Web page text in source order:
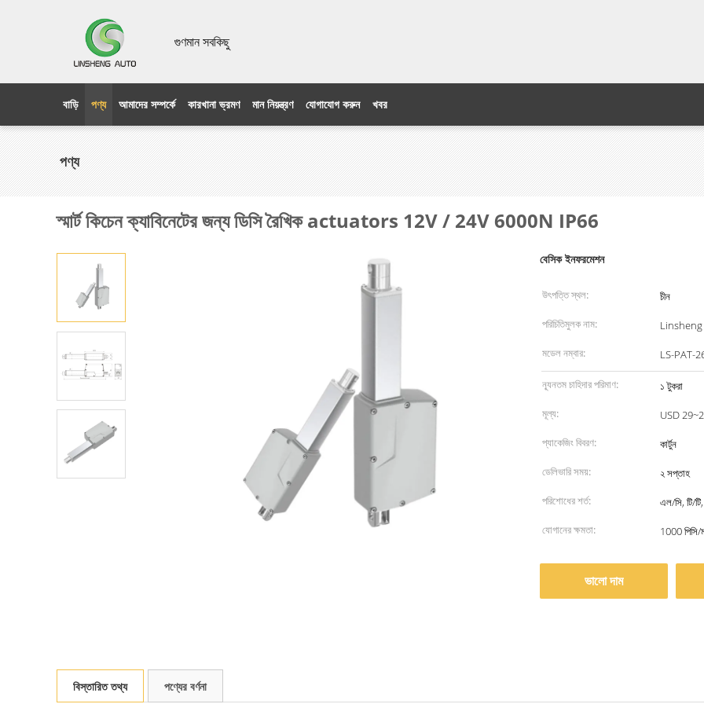
গুণমান সবকিছু
বাড়ি পণ্য আমাদের সম্পর্কে কারখানা ভ্রমণ মান নিয়ন্ত্রণ যোগাযোগ করুন খবর
পণ্য
স্মার্ট কিচেন ক্যাবিনেটের জন্য ডিসি রৈখিক actuators 12V / 24V 6000N IP66
বেসিক ইনফরমেশন
উৎপত্তি স্থল:
চীন
পরিচিতিমুলক নাম:
মডেল নম্বার:
LS-PAT-
ন্যূনতম চাহিদার পরিমাণ:
১ টুকরা
মূল্য:
USD
প্যাকেজিং বিবরণ:
কার্টুন
ডেলিভারি সময়:
২ সপ্তাহ
পরিশোধের শর্ত:
এল/সি, টি/
যোগানের ক্ষমতা:
1000 পিসি/
ভালো দাম
বিস্তারিত তথ্য পণ্যের বর্ণনা